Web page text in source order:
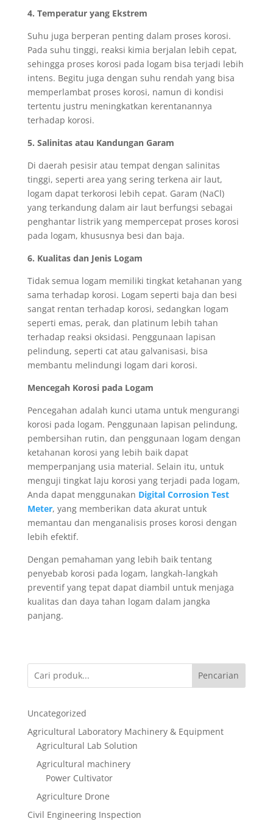
4. Temperatur yang Ekstrem
Suhu juga berperan penting dalam proses korosi.
Pada suhu tinggi, reaksi kimia berjalan lebih cepat,
sehingga proses korosi pada logam bisa terjadi lebih
intens. Begitu juga dengan suhu rendah yang bisa
memperlambat proses korosi, namun di kondisi
tertentu justru meningkatkan kerentanannya
terhadap korosi.
5. Salinitas atau Kandungan Garam
Di daerah pesisir atau tempat dengan salinitas
tinggi, seperti area yang sering terkena air laut,
logam dapat terkorosi lebih cepat. Garam (NaCl)
yang terkandung dalam air laut berfungsi sebagai
penghantar listrik yang mempercepat proses korosi
pada logam, khususnya besi dan baja.
6. Kualitas dan Jenis Logam
Tidak semua logam memiliki tingkat ketahanan yang
sama terhadap korosi. Logam seperti baja dan besi
sangat rentan terhadap korosi, sedangkan logam
seperti emas, perak, dan platinum lebih tahan
terhadap reaksi oksidasi. Penggunaan lapisan
pelindung, seperti cat atau galvanisasi, bisa
membantu melindungi logam dari korosi.
Mencegah Korosi pada Logam
Pencegahan adalah kunci utama untuk mengurangi
korosi pada logam. Penggunaan lapisan pelindung,
pembersihan rutin, dan penggunaan logam dengan
ketahanan korosi yang lebih baik dapat
memperpanjang usia material. Selain itu, untuk
menguji tingkat laju korosi yang terjadi pada logam,
Anda dapat menggunakan Digital Corrosion Test
Meter, yang memberikan data akurat untuk
memantau dan menganalisis proses korosi dengan
lebih efektif.
Dengan pemahaman yang lebih baik tentang
penyebab korosi pada logam, langkah-langkah
preventif yang tepat dapat diambil untuk menjaga
kualitas dan daya tahan logam dalam jangka
panjang.
Pencarian
Uncategorized
Agricultural Laboratory Machinery & Equipment
Agricultural Lab Solution
Agricultural machinery
Power Cultivator
Agriculture Drone
Civil Engineering Inspection